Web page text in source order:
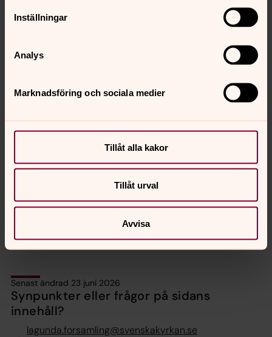
Inställningar
Analys
Marknadsföring och sociala medier
Tillåt alla kakor
Tillåt urval
Avvisa
Läs mer omkonfirmation
Vecka 32
6 7
Inga händelser i dag.
Senast ändrad 23 juni 2026
Synpunkter eller frågor på sidans
innehåll?
lagunda.forsamling@svenskakyrkan.se